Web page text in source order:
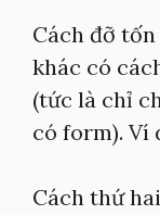
Cách đỡ
khác có
(tức là chỉ
có form). Ví
Cách thứ